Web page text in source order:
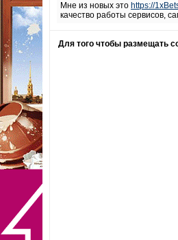
Мне из новых это https://
качество работы сервисов,
Для того чтобы размещать